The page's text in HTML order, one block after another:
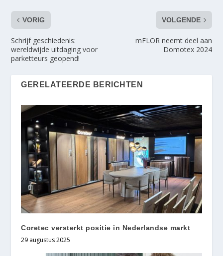
VORIG
Schrijf geschiedenis:
wereldwijde uitdaging voor
parketteurs geopend!
VOLGENDE
mFLOR neemt deel aan
Domotex 2024
GERELATEERDE BERICHTEN
Coretec versterkt positie in Nederlandse markt
29 augustus 2025